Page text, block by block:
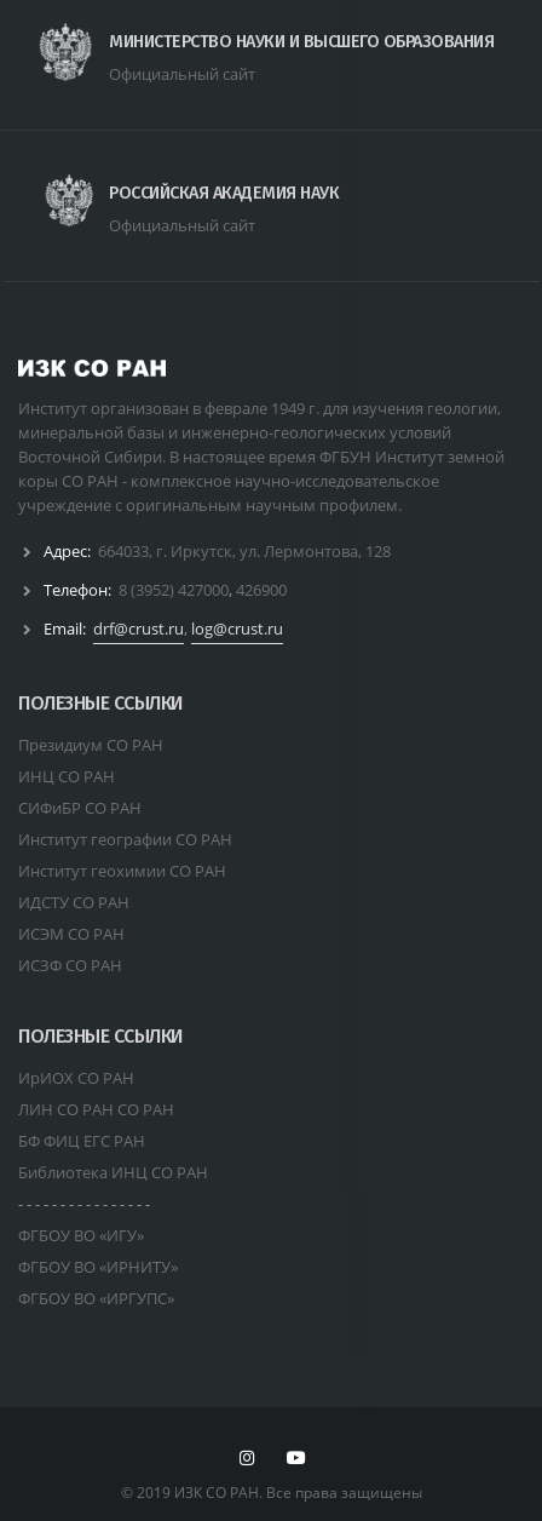
МИНИСТЕРСТВО НАУКИ И ВЫСШЕГО ОБРАЗОВАНИЯ
Официальный сайт
РОССИЙСКАЯ АКАДЕМИЯ НАУК
Официальный сайт
Институт организован в феврале 1949 г. для изучения геологии,
минеральной базы и инженерно-геологических условий
Восточной Сибири. В настоящее время ФГБУН Институт земной
коры СО РАН - комплексное научно-исследовательское
учреждение с оригинальным научным профилем.
Адрес: 664033, г. Иркутск, ул. Лермонтова, 128
Телефон: 8 (3952) 427000, 426900
Email: drf@crust.ru, log@crust.ru
ПОЛЕЗНЫЕ ССЫЛКИ
Президиум СО РАН
ИНЦ СО РАН
СИФиБР СО РАН
Институт географии СО РАН
Институт геохимии СО РАН
ИДСТУ СО РАН
ИСЭМ СО РАН
ИСЗФ СО РАН
ПОЛЕЗНЫЕ ССЫЛКИ
ИрИОХ СО РАН
ЛИН СО РАН СО РАН
БФ ФИЦ ЕГС РАН
Библиотека ИНЦ СО РАН
- - - - - - - - - - - - - - - -
ФГБОУ ВО «ИГУ»
ФГБОУ ВО «ИРНИТУ»
ФГБОУ ВО «ИРГУПС»
© 2019 ИЗК СО РАН. Все права защищены